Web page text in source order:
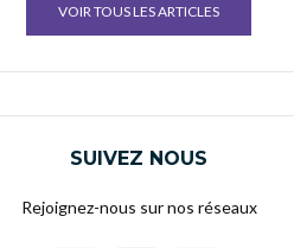
VOIR TOUS LES ARTICLES
SUIVEZ NOUS
Rejoignez-nous sur nos réseaux